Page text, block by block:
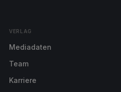
VERLAG
Mediadaten
Team
Karriere